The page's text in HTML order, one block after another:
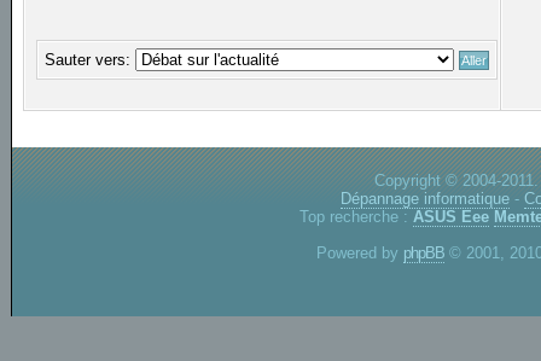
Sauter vers:
Copyright © 2004-
Dépannage informatique -
Top recherche : ASUS Eee
Powered by phpBB © 2001,